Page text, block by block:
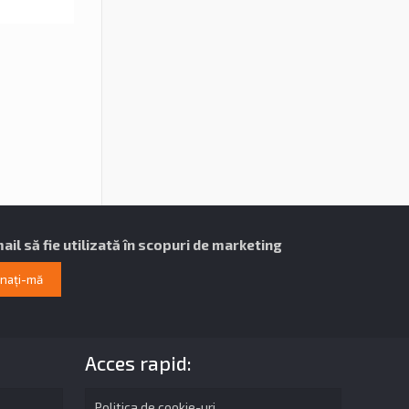
să fie utilizată în scopuri de marketing
Acces rapid: